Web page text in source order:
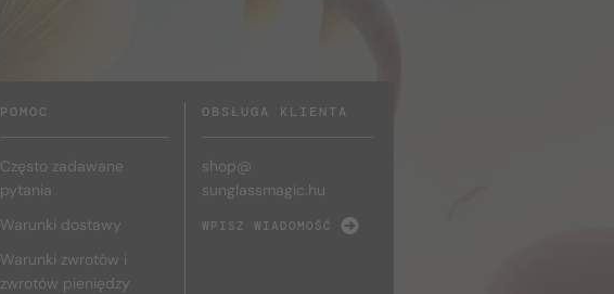
POMOC
Często zadawane
pytania
Warunki dostawy
Warunki zwrotów i
zwrotów pieniędzy
OBSŁUGA KLIENTA
shop@
sunglassmagic.hu
WPISZ WIADOMOŚĆ